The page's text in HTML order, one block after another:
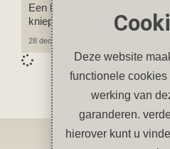
Een heerlijke Drentse traditie
kniepertjes en
28 december 2025
Deze website
functionele
werking van
garanderen.
hierover kunt u